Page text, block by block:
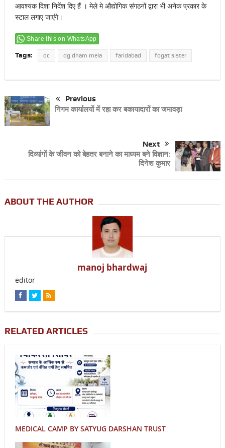
आवश्यक दिशा निर्देश दिए हैं । मेले मे औद्योगिक संगठनों द्वारा भी अनेक प्रकार के
स्टाल लगाए जाएंगे।
Share this on WhatsApp
Tags: dc dg dham mela faridabad fogat sister
Previous
निगम कार्यालयों में रहा कर बकायादारों का जमावड़ा
Next
दिव्यांगों के जीवन को बेहतर बनाने का माध्यम बने विज्ञान:
दिनेश कुमार
ABOUT THE AUTHOR
manoj bhardwaj
editor
RELATED ARTICLES
MEDICAL CAMP BY SATYUG DARSHAN TRUST